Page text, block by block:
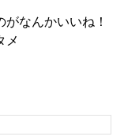
なんかいいね！
メ